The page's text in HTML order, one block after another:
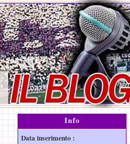
Info
Data inserimento :